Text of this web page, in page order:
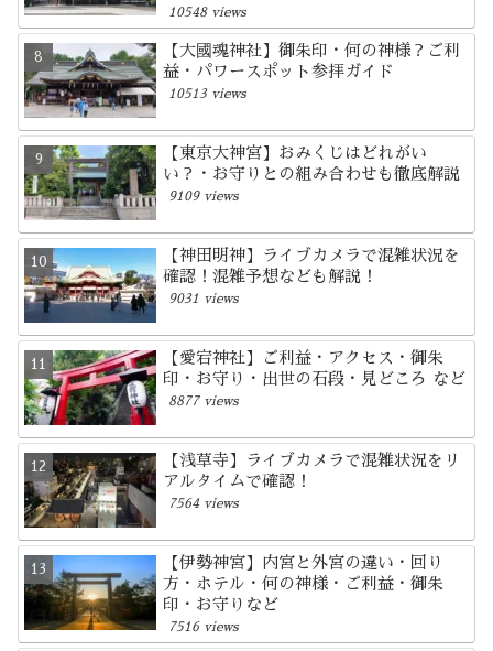
10548 views
【大國魂神社】御朱印・何の神様？ご利
益・パワースポット参拝ガイド
10513 views
【東京大神宮】おみくじはどれがい
い？・お守りとの組み合わせも徹底解説
9109 views
【神田明神】ライブカメラで混雑状況を
確認！混雑予想なども解説！
9031 views
【愛宕神社】ご利益・アクセス・御朱
印・お守り・出世の石段・見どころ など
8877 views
【浅草寺】ライブカメラで混雑状況をリ
アルタイムで確認！
7564 views
【伊勢神宮】内宮と外宮の違い・回り
方・ホテル・何の神様・ご利益・御朱
印・お守りなど
7516 views